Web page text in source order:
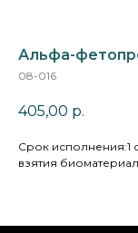
Альфа-
08-016
405,00 р.
Cрок исполнения:1
взятия